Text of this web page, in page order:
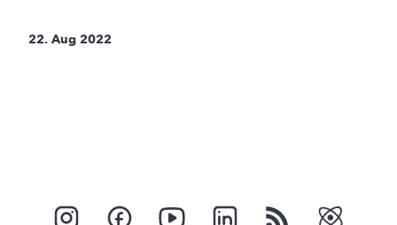
22. Aug 2022